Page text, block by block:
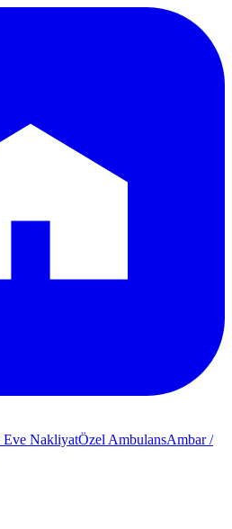
Eve NakliyatÖzel AmbulansAmbar /